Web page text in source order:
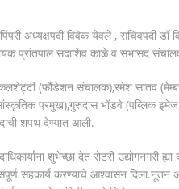
पिंपरी अध्यक्षपदी विवेक येवले , सचिवपदी
प्रांतपाल सदाशिव काळे व सभासद
(फौंडेशन संचालक),रमेश सातव
प्रमुख),गुरुदास भोंडवे (पब्लिक इमेज
शपथ देण्यात आली.
शुभेच्छा देत रोटरी
सहकार्य करण्याचे आश्वासन दिला.नूतन